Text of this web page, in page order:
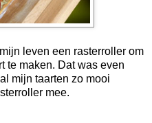
leven een rasterroller om
te maken. Dat was even
mijn taarten zo mooi
mee.